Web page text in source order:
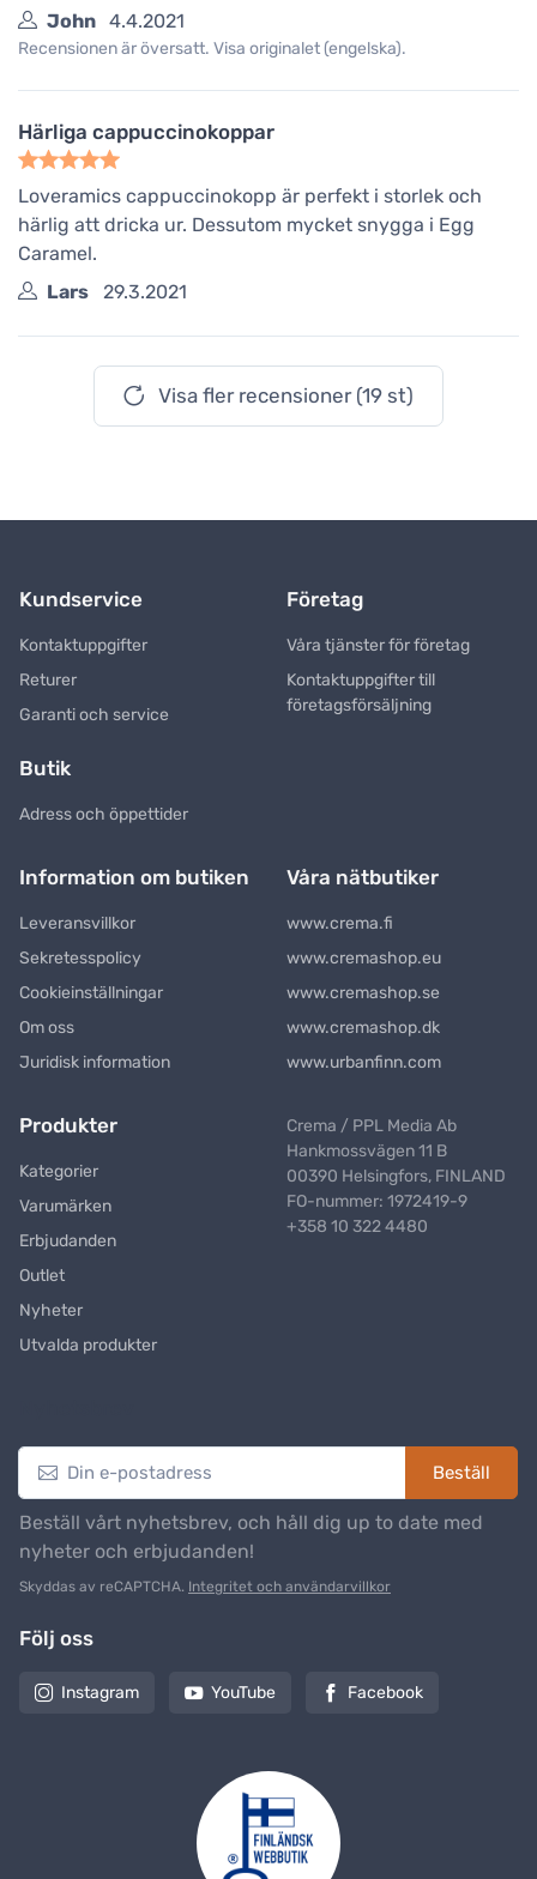
John 4.4.2021
Recensionen är översatt. Visa originalet (engelska).
Härliga cappuccinokoppar
Loveramics cappuccinokopp är perfekt i storlek och
härlig att dricka ur. Dessutom mycket snygga i Egg
Caramel.
Lars
29.3.2021
Visa fler recensioner (19 st)
Kundservice
Kontaktuppgifter
Returer
Garanti och service
Företag
Våra tjänster för företag
Kontaktuppgifter till
företagsförsäljning
Butik
Adress och öppettider
Information om butiken
Leveransvillkor
Sekretesspolicy
Cookieinställningar
Om oss
Juridisk information
Våra nätbutiker
www.crema.fi
www.cremashop.eu
www.cremashop.se
www.cremashop.dk
www.urbanfinn.com
Produkter
Kategorier
Varumärken
Erbjudanden
Outlet
Nyheter
Utvalda produkter
Crema / PPL Media Ab
Hankmossvägen 11 B
00390 Helsingfors, FINLAND
FO-nummer: 1972419-9
+358 10 322 4480
Beställ
Beställ vårt nyhetsbrev, och håll dig up to date med
nyheter och erbjudanden!
Skyddas av reCAPTCHA. Integritet och användarvillkor
Följ oss
Instagram YouTube Facebook